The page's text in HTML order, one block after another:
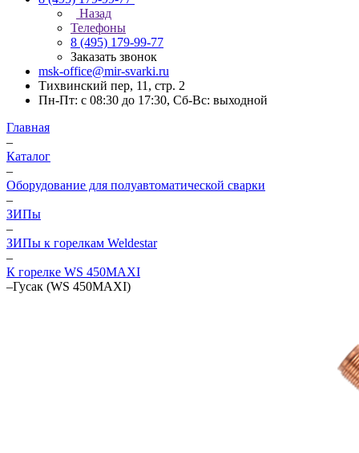
Назад
Телефоны
8 (495) 179-99-77
Заказать звонок
msk-office@mir-svarki.ru
Тихвинский пер, 11, стр. 2
Пн-Пт: с 08:30 до 17:30, Сб-Вс: выходной
Главная
–
Каталог
–
Оборудование для полуавтоматической сварки
–
ЗИПы
–
ЗИПы к горелкам Weldestar
–
К горелке WS 450MAXI
–Гусак (WS 450MAXI)